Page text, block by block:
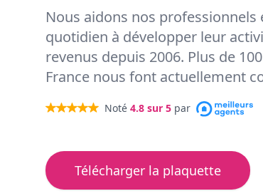
Nous aidons nos
quotidien à développer leur
revenus depuis 2006. Plus de
France nous font actuellement
Noté 4.8 sur 5 par
Télécharger la plaquette